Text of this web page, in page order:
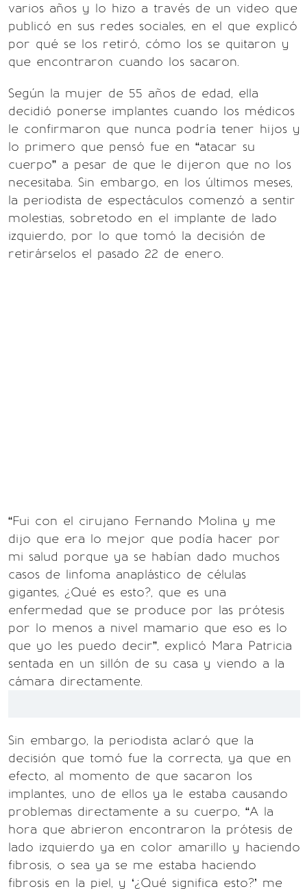
varios años y lo hizo a través de un video que
publicó en sus redes sociales, en el que explicó
por qué se los retiró, cómo los se quitaron y
que encontraron cuando los sacaron.
Según la mujer de 55 años de edad, ella
decidió ponerse implantes cuando los médicos
le confirmaron que nunca podría tener hijos y
lo primero que pensó fue en “atacar su
cuerpo” a pesar de que le dijeron que no los
necesitaba. Sin embargo, en los últimos meses,
la periodista de espectáculos comenzó a sentir
molestias, sobretodo en el implante de lado
izquierdo, por lo que tomó la decisión de
retirárselos el pasado 22 de enero.
“Fui con el cirujano Fernando Molina y me
dijo que era lo mejor que podía hacer por
mi salud porque ya se habían dado muchos
casos de linfoma anaplástico de células
gigantes, ¿Qué es esto?, que es una
enfermedad que se produce por las prótesis
por lo menos a nivel mamario que eso es lo
que yo les puedo decir”, explicó Mara Patricia
sentada en un sillón de su casa y viendo a la
cámara directamente.
Sin embargo, la periodista aclaró que la
decisión que tomó fue la correcta, ya que en
efecto, al momento de que sacaron los
implantes, uno de ellos ya le estaba causando
problemas directamente a su cuerpo, “A la
hora que abrieron encontraron la prótesis de
lado izquierdo ya en color amarillo y haciendo
fibrosis, o sea ya se me estaba haciendo
fibrosis en la piel, y ‘¿Qué significa esto?’ me